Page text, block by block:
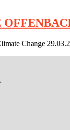
Change